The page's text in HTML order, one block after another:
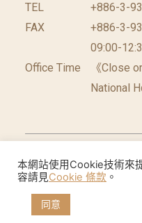
TEL
+886-3-
FAX
+886-3-
Office Time
09:00-
《Close
National
©2026 台灣休閒農業
司: 振作國際
Cookie聲明
本網站使用Cookie技術來
容請見Cookie 條款 。
同意